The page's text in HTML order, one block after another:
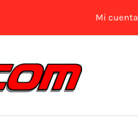
Mi cuenta